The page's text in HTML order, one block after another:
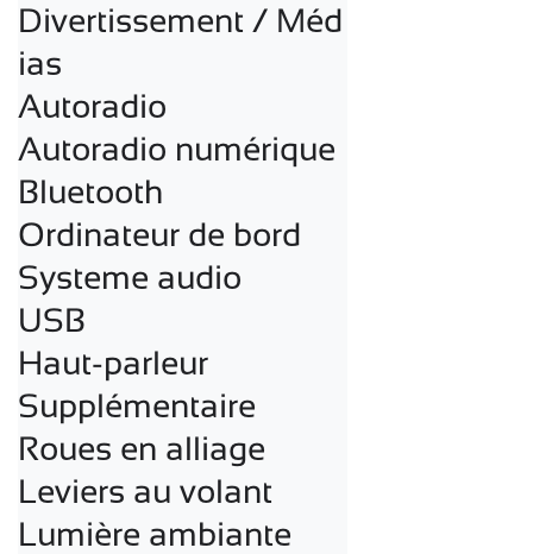
Divertissement / Méd
ias
Autoradio
Autoradio numérique
Bluetooth
Ordinateur de bord
Systeme audio
USB
Haut-parleur
Supplémentaire
Roues en alliage
Leviers au volant
Lumière ambiante